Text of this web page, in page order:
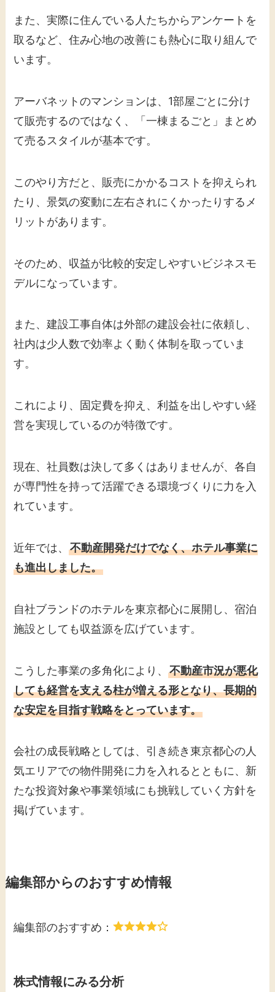
また、実際に住んでいる人たちからアンケートを
取るなど、住み心地の改善にも熱心に取り組んで
います。
アーバネットのマンションは、1部屋ごとに分け
て販売するのではなく、「一棟まるごと」まとめ
て売るスタイルが基本です。
このやり方だと、販売にかかるコストを抑えられ
たり、景気の変動に左右されにくかったりするメ
リットがあります。
そのため、収益が比較的安定しやすいビジネスモ
デルになっています。
また、建設工事自体は外部の建設会社に依頼し、
社内は少人数で効率よく動く体制を取っていま
す。
これにより、固定費を抑え、利益を出しやすい経
営を実現しているのが特徴です。
現在、社員数は決して多くはありませんが、各自
が専門性を持って活躍できる環境づくりに力を入
れています。
近年では、不動産開発だけでなく、ホテル事業に
も進出しました。
自社ブランドのホテルを東京都心に展開し、宿泊
施設としても収益源を広げています。
こうした事業の多角化により、不動産市況が悪化
しても経営を支える柱が増える形となり、長期的
な安定を目指す戦略をとっています。
会社の成長戦略としては、引き続き東京都心の人
気エリアでの物件開発に力を入れるとともに、新
たな投資対象や事業領域にも挑戦していく方針を
掲げています。
編集部からのおすすめ情報
編集部のおすすめ：
株式情報にみる分析